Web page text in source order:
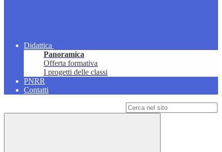
Didattica
Panoramica
Offerta formativa
I progetti delle classi
PNRR
Contatti